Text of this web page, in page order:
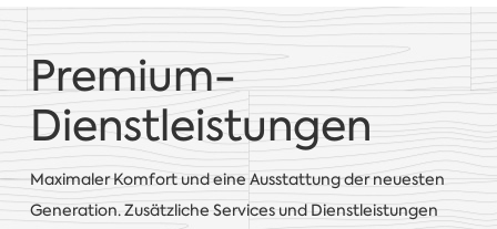
Premium-
Dienstleistungen
Maximaler Komfort und eine Ausstattung der neuesten
Generation. Zusätzliche Services und Dienstleistungen